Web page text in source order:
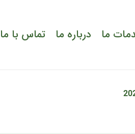
ما درباره ما تماس با ما